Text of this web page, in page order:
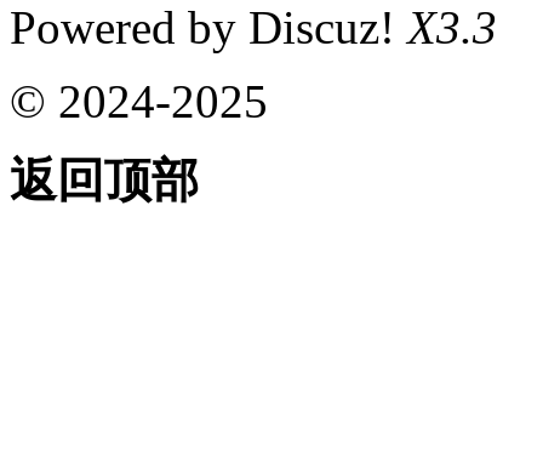
Powered by Discuz!X3.3
© 2024-2025
返回顶部